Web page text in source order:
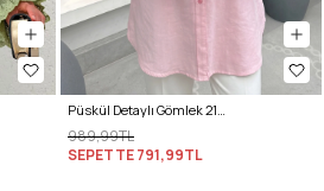
Püskül Detaylı Gömlek 2109 - PEMBE
989,99TL
SEPETTE791,99TL